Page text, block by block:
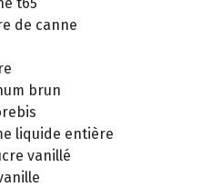
de canne
brun
liquide entière
vanillé